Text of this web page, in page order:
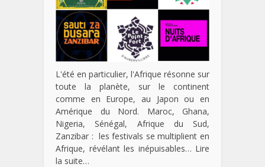
L'été en particulier, l'Afrique résonne sur
toute la planète, sur le continent
comme en Europe, au Japon ou en
Amérique du Nord. Maroc, Ghana,
Nigeria, Sénégal, Afrique du Sud,
Zanzibar : les festivals se multiplient en
Afrique, révélant les inépuisables… Lire
la suite…